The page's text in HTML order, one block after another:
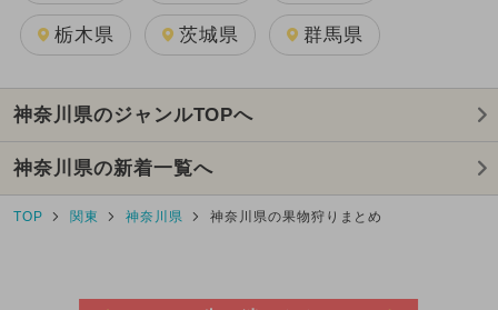
栃木県 茨城県 群馬県
神奈川県のジャンルTOPへ
神奈川県の新着一覧へ
TOP 関東 神奈川県 神奈川県の果物狩りまとめ